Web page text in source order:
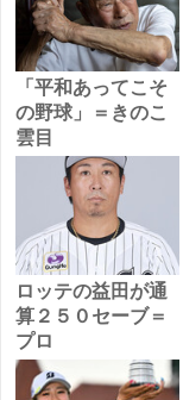
「平和あってこそ
の野球」＝きのこ
雲目
ロッテの益田が通
算２５０セーブ＝
プロ